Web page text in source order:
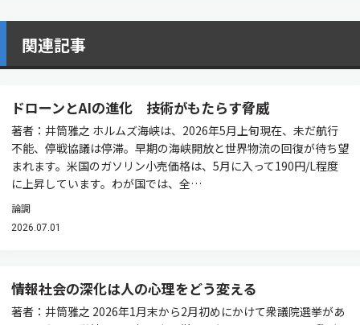
関連記事
ドローンとAIの進化 技術がもたらす脅威
著者：井筒雅之 ホルムズ海峡は、2026年5月上旬現在、未だ航行
不能、停戦協議は停滞。早期の海峡開放と世界物流の回復が待ち望
まれます。米国のガソリン小売価格は、5月に入って190円/L程度
に上昇しています。わが国では、全…
論調
2026.07.01
情報社会の深化は人の心理をどう変える
著者：井筒雅之 2026年1月末から2月初めにかけて衆議院選挙があ